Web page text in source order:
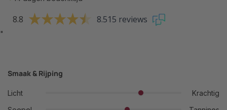
8.8 8.515 reviews
"
Smaak & Rijping
Licht
Krachtig